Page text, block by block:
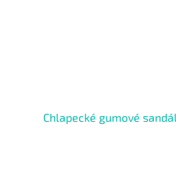
Chlapecké gumové